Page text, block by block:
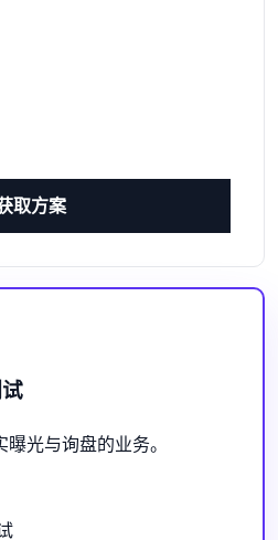
取方案
光与询盘的业务。